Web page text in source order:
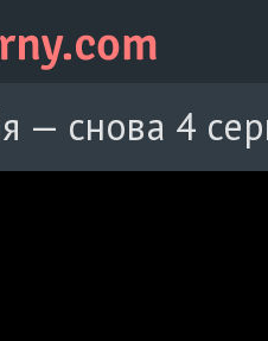
— снова 4